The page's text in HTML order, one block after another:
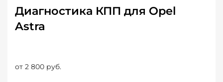
Диагностика КПП для Opel
Astra
от 2 800 руб.